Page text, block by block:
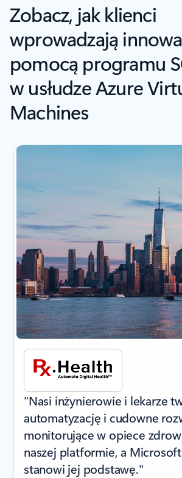
Zobacz, jak klienci
wprowadzają
pomocą programu
w usłudze Azure
Machines
"Nasi inżynierowie i lekarze
automatyzację i cudowne
monitorujące w opiece
naszej platformie, a
stanowi jej podstawę."